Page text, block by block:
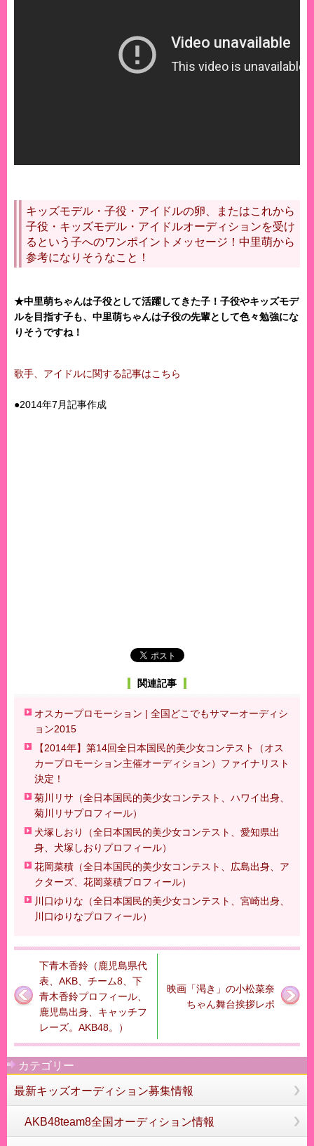
キッズモデル・子役・アイドルの卵、またはこれから
子役・キッズモデル・アイドルオーディションを受け
るという子へのワンポイントメッセージ！中里萌から
参考になりそうなこと！
★中里萌ちゃんは子役として活躍してきた子！子役やキッズモデ
ルを目指す子も、中里萌ちゃんは子役の先輩として色々勉強にな
りそうですね！
歌手、アイドルに関する記事はこちら
●2014年7月記事作成
関連記事
オスカープロモーション | 全国どこでもサマーオーディシ
ョン2015
【2014年】第14回全日本国民的美少女コンテスト（オス
カープロモーション主催オーディション）ファイナリスト
決定！
菊川リサ（全日本国民的美少女コンテスト、ハワイ出身、
菊川リサプロフィール）
犬塚しおり（全日本国民的美少女コンテスト、愛知県出
身、犬塚しおりプロフィール）
花岡菜積（全日本国民的美少女コンテスト、広島出身、ア
クターズ、花岡菜積プロフィール）
川口ゆりな（全日本国民的美少女コンテスト、宮崎出身、
川口ゆりなプロフィール）
下青木香鈴（鹿児島県代
表、AKB、チーム8、下
青木香鈴プロフィール、
鹿児島出身、キャッチフ
レーズ。AKB48。）
映画「渇き」の小松菜奈
ちゃん舞台挨拶レポ
カテゴリー
最新キッズオーディション募集情報
AKB48team8全国オーディション情報